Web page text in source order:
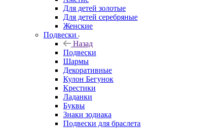
Для детей золотые
Для детей серебряные
Женские
Подвески
Назад
Подвески
Шармы
Декоративные
Кулон Бегунок
Крестики
Ладанки
Буквы
Знаки зодиака
Подвески для браслета